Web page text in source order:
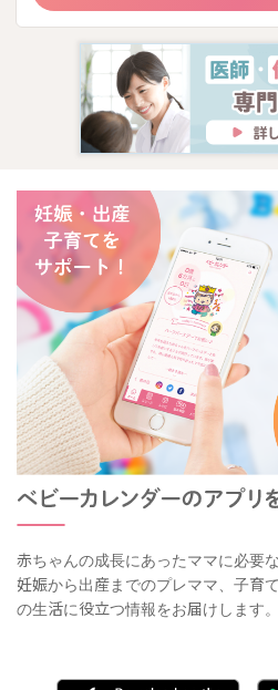
赤ちゃんの成長にあったママに必要
妊娠から出産までのプレママ、子育
の生活に役立つ情報をお届けします。